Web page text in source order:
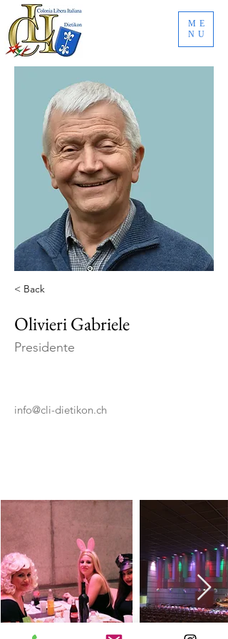
ME
NU
< Back
Olivieri Gabriele
Presidente
info@cli-dietikon.ch